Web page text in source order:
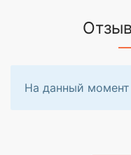
На данный